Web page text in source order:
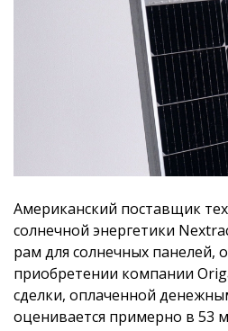
Американский поставщик
солнечной энергетики
рам для солнечных панелей,
приобретении компании
сделки, оплаченной
оценивается примерно в 53